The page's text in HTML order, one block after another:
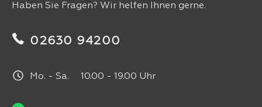
Haben Sie Fragen? Wir helfen Ihnen gerne.
02630 94200
Mo. - Sa. 10.00 - 19.00 Uhr